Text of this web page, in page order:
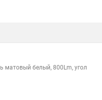
матовый белый, 800Lm, угол